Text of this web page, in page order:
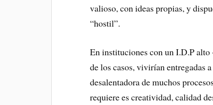
valioso, con ideas propias, y
“hostil”.
En instituciones con un I.D.P alto
de los casos, vivirían entregadas
desalentadora de muchos
requiere es creatividad, calidad